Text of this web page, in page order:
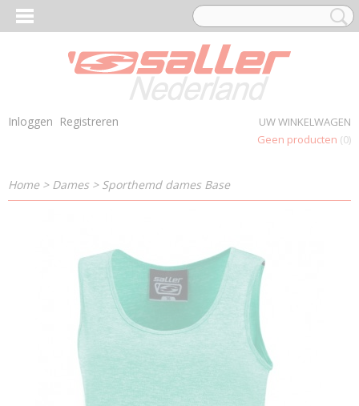
Inloggen Registreren
UW WINKELWAGEN
Geen producten (0)
Home> Dames > Sporthemd dames Base